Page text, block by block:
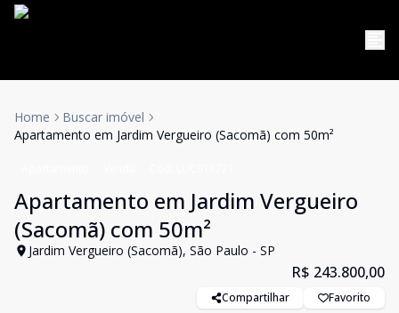
Home
Buscar imóvel
Apartamento em Jardim Vergueiro (Sacomã) com 50m²
Apartamento em Jardim Vergueiro
(Sacomã) com 50m²
Jardim Vergueiro (Sacomã), São Paulo - SP
R$ 243.800,00
Compartilhar Favorito